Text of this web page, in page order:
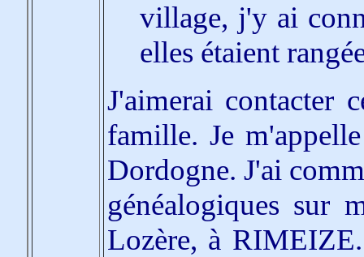
village, j'y ai
elles étaient
J'aimerai contacter
famille. Je
Dordogne. J'ai
généalogiques sur
Lozère, à